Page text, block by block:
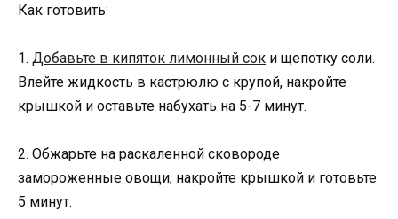
Как готовить:
1. Добавьте в кипяток лимонный сок и щепотку соли.
Влейте жидкость в кастрюлю с крупой, накройте
крышкой и оставьте набухать на 5-7 минут.
2. Обжарьте на раскаленной сковороде
замороженные овощи, накройте крышкой и готовьте
5 минут.